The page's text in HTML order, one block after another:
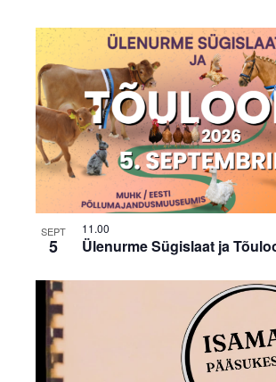
SEPT
5 Ülenurme Sügislaat ja
11.00